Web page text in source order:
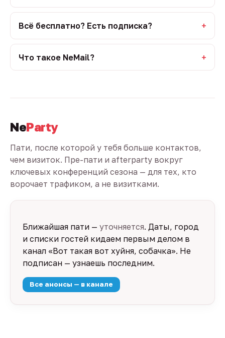
Всё бесплатно? Есть подписка?
Что такое NeMail?
NeParty
Пати, после которой у тебя больше контактов,
чем визиток. Пре-пати и afterparty вокруг
ключевых конференций сезона — для тех, кто
ворочает трафиком, а не визитками.
Ближайшая пати — уточняется. Даты, город
и списки гостей кидаем первым делом в
канал «Вот такая вот хуйня, собачка». Не
подписан — узнаешь последним.
Все анонсы — в канале